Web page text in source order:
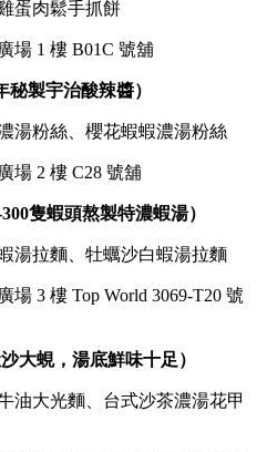
蛋肉鬆手抓餅
場 1 樓 B01C 號舖
製宇治酸辣醬）
湯粉絲、櫻花蝦蝦濃湯粉絲
場 2 樓 C28 號舖
隻蝦頭熬製特濃蝦湯）
湯拉麵、牡蠣沙白蝦湯拉麵
場 3 樓 Top World 3069-T20 號
大蜆，湯底鮮味十足）
油大光麵、台式沙茶濃湯花甲